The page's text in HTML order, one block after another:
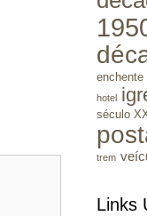
enchente
hotel
século
trem
Links